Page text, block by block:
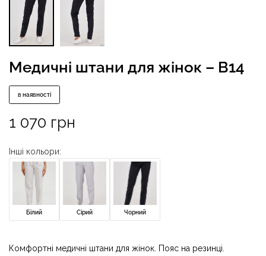
Медичні штани для жінок – B14
в наявності
1 070 грн
Інші кольори:
Білий Сірий Чорний
Комфортні медичні штани для жінок. Пояс на резинці.